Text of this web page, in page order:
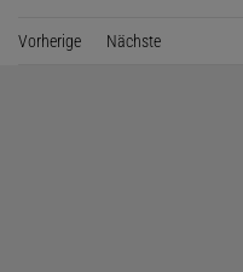
Vorherige SeiteNächste